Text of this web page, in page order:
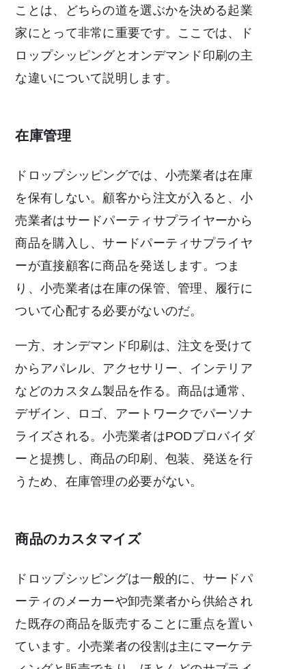
ことは、どちらの道を選ぶかを決める起業
家にとって非常に重要です。ここでは、ド
ロップシッピングとオンデマンド印刷の主
な違いについて説明します。
在庫管理
ドロップシッピングでは、小売業者は在庫
を保有しない。顧客から注文が入ると、小
売業者はサードパーティサプライヤーから
商品を購入し、サードパーティサプライヤ
ーが直接顧客に商品を発送します。つま
り、小売業者は在庫の保管、管理、履行に
ついて心配する必要がないのだ。
一方、オンデマンド印刷は、注文を受けて
からアパレル、アクセサリー、インテリア
などのカスタム製品を作る。商品は通常、
デザイン、ロゴ、アートワークでパーソナ
ライズされる。小売業者はPODプロバイダ
ーと提携し、商品の印刷、包装、発送を行
うため、在庫管理の必要がない。
商品のカスタマイズ
ドロップシッピングは一般的に、サードパ
ーティのメーカーや卸売業者から供給され
た既存の商品を販売することに重点を置い
ています。小売業者の役割は主にマーケテ